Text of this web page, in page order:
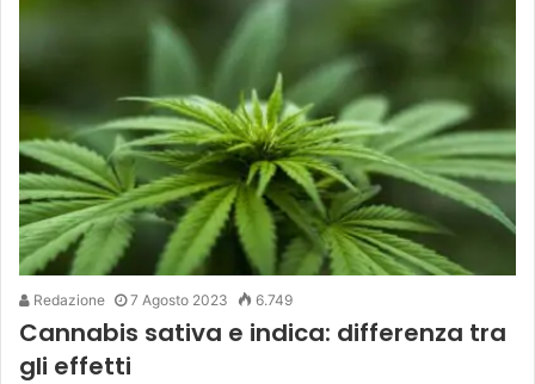
Redazione 7 Agosto 2023 6.749
Cannabis sativa e indica: differenza tra
gli effetti